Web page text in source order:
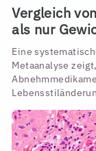
Vergleich
als nur
Eine
Metaanalyse